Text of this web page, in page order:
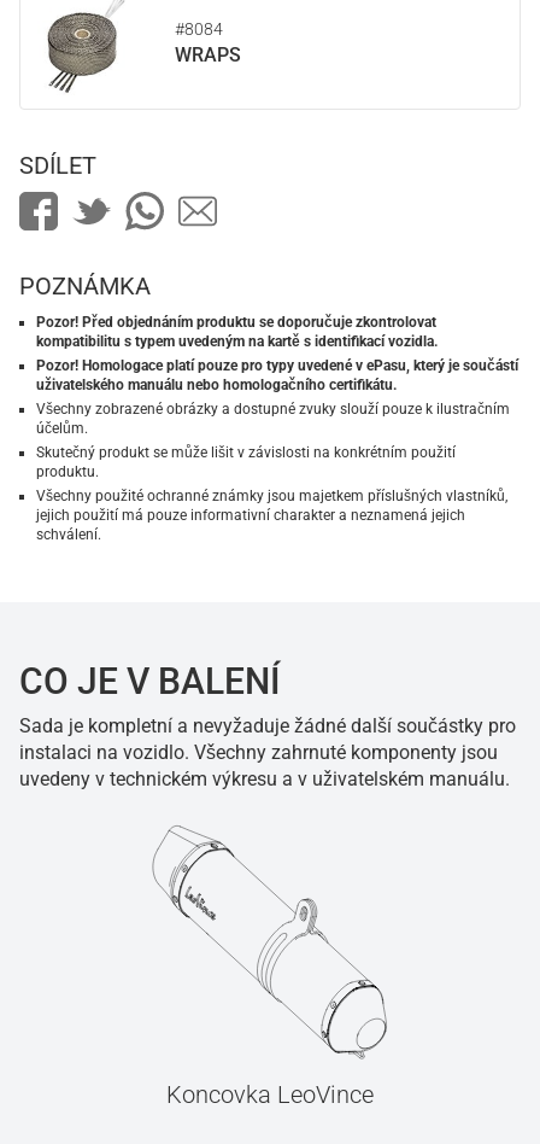
#8084
WRAPS
SDÍLET
POZNÁMKA
Pozor! Před objednáním produktu se doporučuje zkontrolovat
kompatibilitu s typem uvedeným na kartě s identifikací vozidla.
Pozor! Homologace platí pouze pro typy uvedené v ePasu, který je součástí
uživatelského manuálu nebo homologačního certifikátu.
Všechny zobrazené obrázky a dostupné zvuky slouží pouze k ilustračním
účelům.
Skutečný produkt se může lišit v závislosti na konkrétním použití
produktu.
Všechny použité ochranné známky jsou majetkem příslušných vlastníků,
jejich použití má pouze informativní charakter a neznamená jejich
schválení.
CO JE V BALENÍ
Sada je kompletní a nevyžaduje žádné další součástky pro
instalaci na vozidlo. Všechny zahrnuté komponenty jsou
uvedeny v technickém výkresu a v uživatelském manuálu.
Koncovka LeoVince